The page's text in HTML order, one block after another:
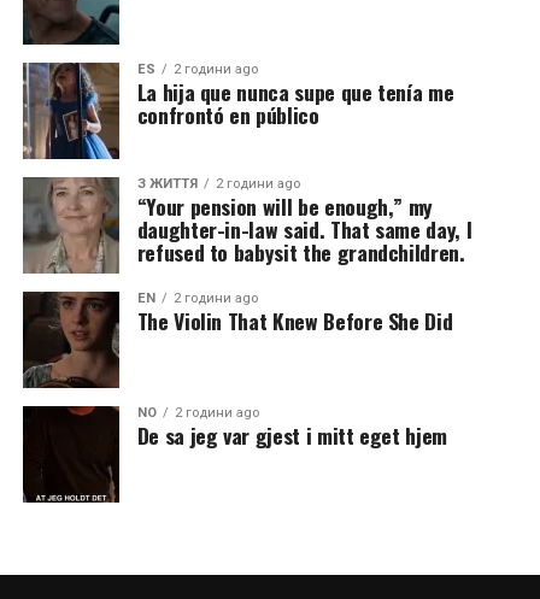
ES 2 години ago
La hija que nunca supe que tenía me
confrontó en público
З ЖИТТЯ 2 години ago
“Your pension will be enough,” my
daughter-in-law said. That same day, I
refused to babysit the grandchildren.
EN 2 години ago
The Violin That Knew Before She Did
NO 2 години ago
De sa jeg var gjest i mitt eget hjem